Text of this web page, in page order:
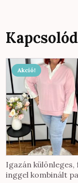
Akció!
Igazán különleges,
inggel kombinált